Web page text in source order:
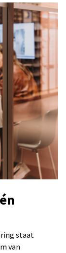
staat
van